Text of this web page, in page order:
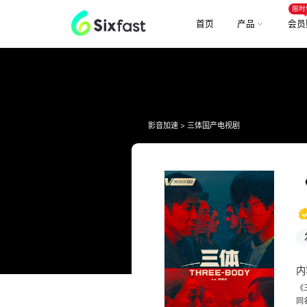
首页 产品
限时
会
影音加速 > 三体国产电视剧
同